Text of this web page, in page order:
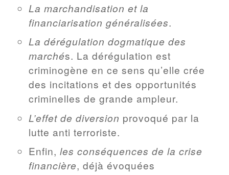
La marchandisation et la
financiarisation généralisées.
La dérégulation dogmatique des
marchés. La dérégulation est
criminogène en ce sens qu’elle crée
des incitations et des opportunités
criminelles de grande ampleur.
L’effet de diversion provoqué par la
lutte anti terroriste.
Enfin, les conséquences de la crise
financière, déjà évoquées